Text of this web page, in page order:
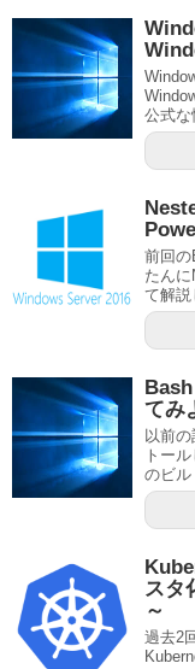
公式
前回の
たん
て解
てみ
以前
トー
のビル
スタ
～
過去2